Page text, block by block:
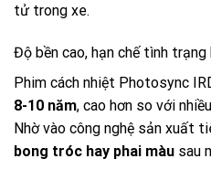
tử trong xe.
Độ bền cao, hạn chế tình
Phim cách nhiệt Photosync
8-10 năm, cao hơn so với
Nhờ vào công nghệ sản xuất
bong tróc hay phai màu sau